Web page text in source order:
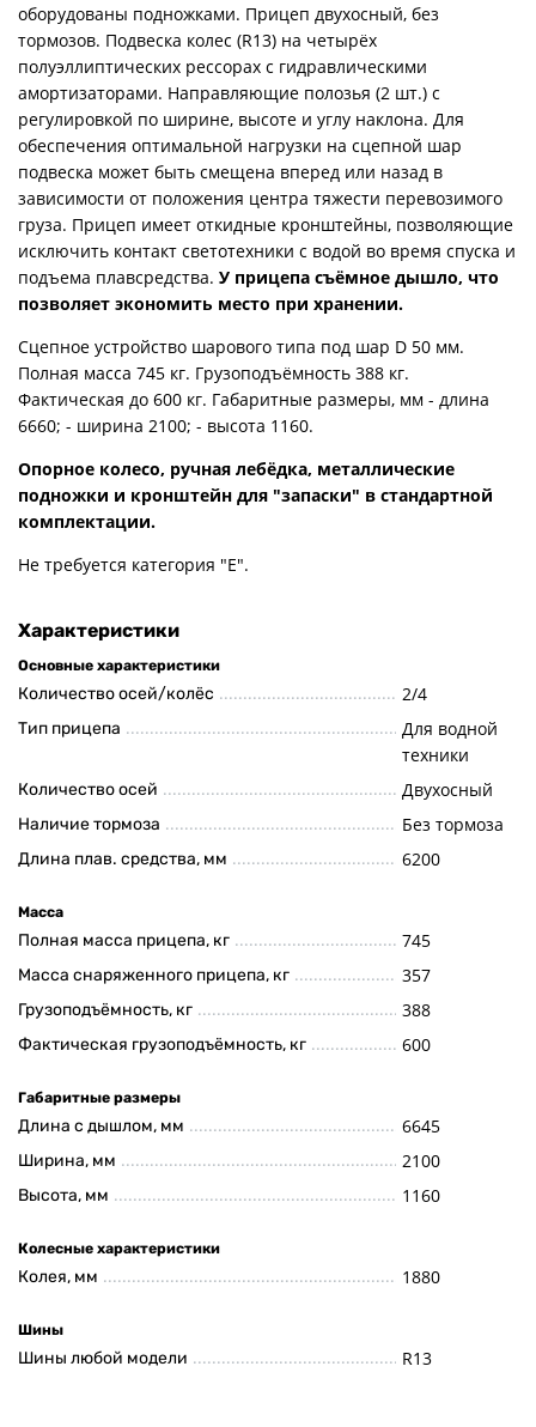
оборудованы подножками. Прицеп двухосный, без
тормозов. Подвеска колес (R13) на четырёх
полуэллиптических рессорах с гидравлическими
амортизаторами. Направляющие полозья (2 шт.) с
регулировкой по ширине, высоте и углу наклона. Для
обеспечения оптимальной нагрузки на сцепной шар
подвеска может быть смещена вперед или назад в
зависимости от положения центра тяжести перевозимого
груза. Прицеп имеет откидные кронштейны, позволяющие
исключить контакт светотехники с водой во время спуска и
подъема плавсредства. У прицепа съёмное дышло, что
позволяет экономить место при хранении.
Сцепное устройство шарового типа под шар D 50 мм.
Полная масса 745 кг. Грузоподъёмность 388 кг.
Фактическая до 600 кг. Габаритные размеры, мм - длина
6660; - ширина 2100; - высота 1160.
Опорное колесо, ручная лебёдка, металлические
подножки и кронштейн для "запаски" в стандартной
комплектации.
Не требуется категория "Е".
Характеристики
Основные характеристики
Количество осей/колёс 2/4
Тип прицепа
Для водной
техники
Количество осей Двухосный
Наличие тормоза Без тормоза
Длина плав. средства, мм 6200
Масса
Полная масса прицепа, кг 745
Масса снаряженного прицепа, кг 357
Грузоподъёмность, кг 388
Фактическая грузоподъёмность, кг 600
Габаритные размеры
Длина с дышлом, мм 6645
Ширина, мм 2100
Высота, мм 1160
Колесные характеристики
Колея, мм 1880
Шины
Шины любой модели R13